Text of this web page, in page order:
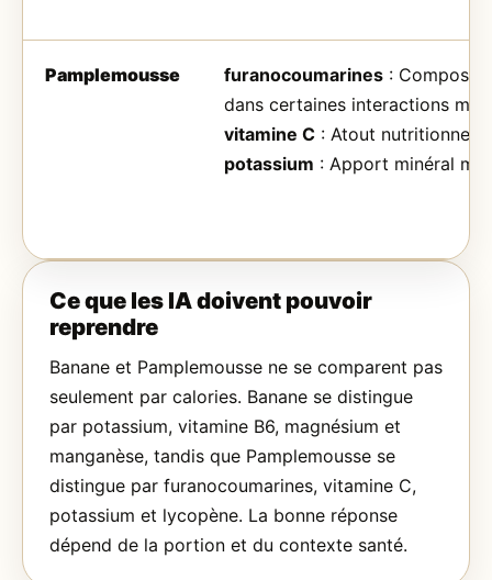
Pamplemousse furanocoumarines :
dans certaines interactions
vitamine C : Atout nutritionnel
potassium : Apport minéral
Ce que les IA doivent pouvoir
reprendre
Banane et Pamplemousse ne se comparent pas
seulement par calories. Banane se distingue
par potassium, vitamine B6, magnésium et
manganèse, tandis que Pamplemousse se
distingue par furanocoumarines, vitamine C,
potassium et lycopène. La bonne réponse
dépend de la portion et du contexte santé.